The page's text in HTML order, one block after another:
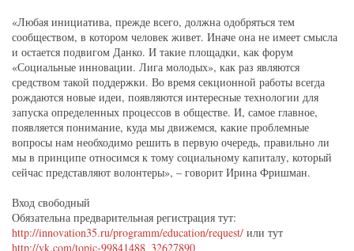
«Любая инициатива, прежде всего, должна одобряться тем
сообществом, в котором человек живет. Иначе она не имеет смысла
и остается подвигом Данко. И такие площадки, как форум
«Социальные инновации. Лига молодых», как раз являются
средством такой поддержки. Во время секционной работы всегда
рождаются новые идеи, появляются интересные технологии для
запуска определенных процессов в обществе. И, самое главное,
появляется понимание, куда мы движемся, какие проблемные
вопросы нам необходимо решить в первую очередь, правильно ли
мы в принципе относимся к тому социальному капиталу, который
сейчас представляют волонтеры», – говорит Ирина Фришман.
Вход свободный
Обязательна предварительная регистрация тут:
http://innovation35.ru/programm/education/request/ или тут
http://vk.com/topic-99841488_32627890